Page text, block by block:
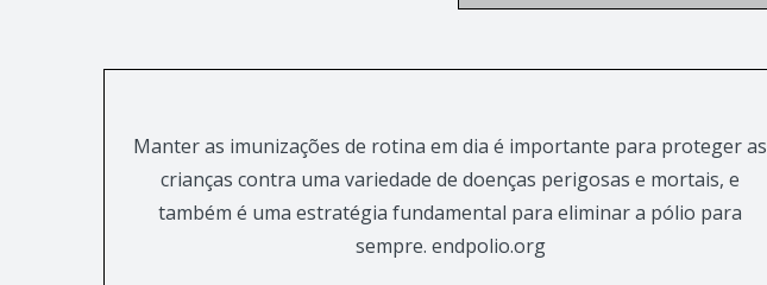
Manter as imunizações de rotina em dia é importante para proteger as
crianças contra uma variedade de doenças perigosas e mortais, e
também é uma estratégia fundamental para eliminar a pólio para
sempre. endpolio.org